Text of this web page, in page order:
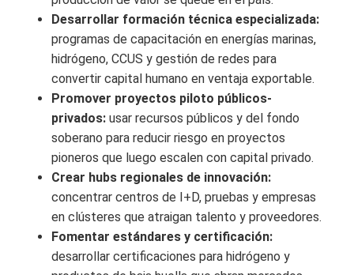
Desarrollar formación técnica especializada:
programas de capacitación en energías marinas,
hidrógeno, CCUS y gestión de redes para
convertir capital humano en ventaja exportable.
Promover proyectos piloto públicos-
privados: usar recursos públicos y del fondo
soberano para reducir riesgo en proyectos
pioneros que luego escalen con capital privado.
Crear hubs regionales de innovación:
concentrar centros de I+D, pruebas y empresas
en clústeres que atraigan talento y proveedores.
Fomentar estándares y certificación:
desarrollar certificaciones para hidrógeno y